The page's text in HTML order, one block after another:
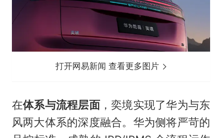
打开网易新闻 查看更多图片
在体系与流程层面，奕境实现了华为与东
风两大体系的深度融合。华为侧将严苛的